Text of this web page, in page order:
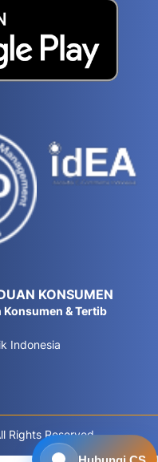
KONSUMEN
& Tertib
Indonesia
Rights Reserved.